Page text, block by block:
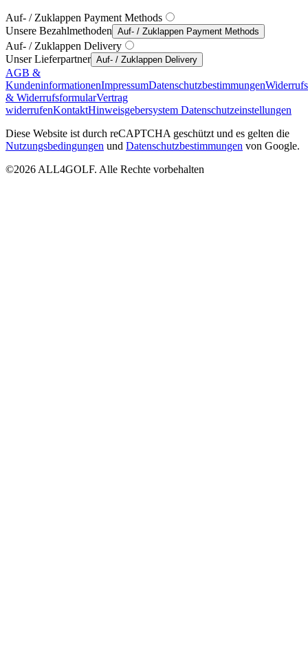
Auf- / Zuklappen Payment Methods
Unsere Bezahlmethoden Auf- / Zuklappen Payment Methods
Auf- / Zuklappen Delivery
Unser Lieferpartner Auf- / Zuklappen Delivery
AGB &
KundeninformationenImpressumDatenschutzbestimmungen
& WiderrufsformularVertrag
widerrufenKontaktHinweisgebersystem Datenschutzeinstellungen
Diese Website ist durch reCAPTCHA geschützt und es gelten die
Nutzungsbedingungen und Datenschutzbestimmungen von Google.
©2026 ALL4GOLF. Alle Rechte vorbehalten